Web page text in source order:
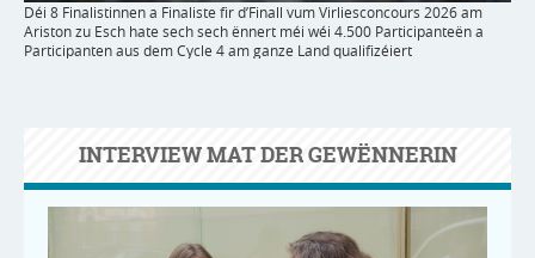
Déi 8 Finalistinnen a Finaliste fir d’Finall vum Virliesconcours 2026 am
Ariston zu Esch hate sech sech ënnert méi wéi 4.500 Participanteën a
Participanten aus dem Cycle 4 am ganze Land qualifizéiert
INTERVIEW MAT DER GEWËNNERIN